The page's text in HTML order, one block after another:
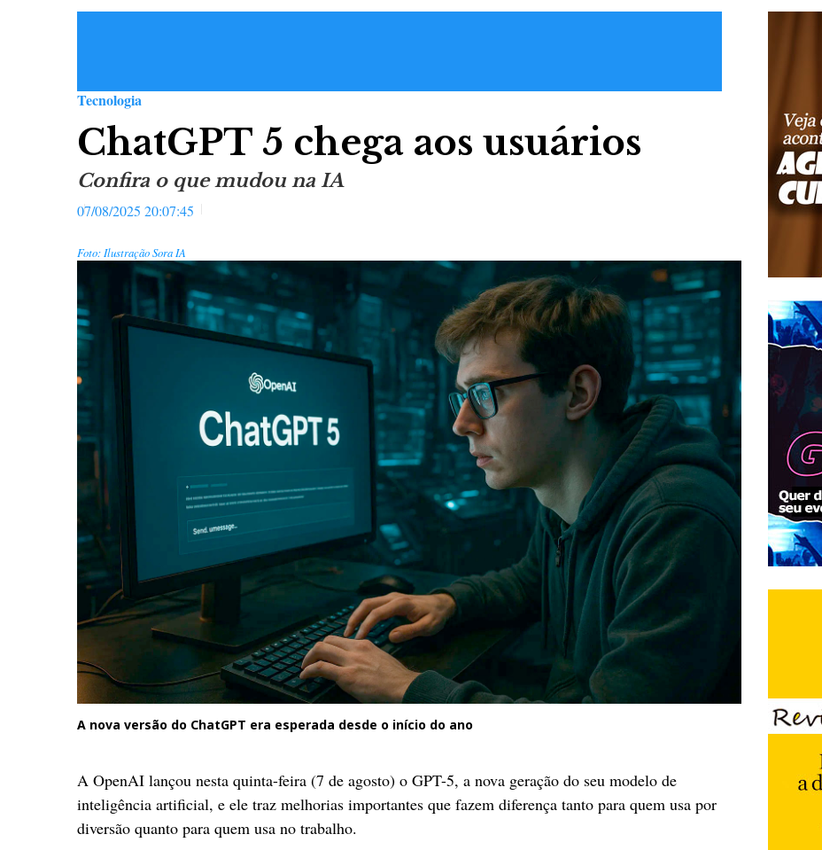
Tecnologia
ChatGPT 5 chega aos usuários
Confira o que mudou na IA
07/08/2025 20:07:45
Foto: Ilustração Sora IA
A nova versão do ChatGPT era esperada desde o início do ano
A OpenAI lançou nesta quinta-feira (7 de agosto) o GPT-5, a nova geração do seu modelo de
inteligência artificial, e ele traz melhorias importantes que fazem diferença tanto para quem usa por
diversão quanto para quem usa no trabalho.